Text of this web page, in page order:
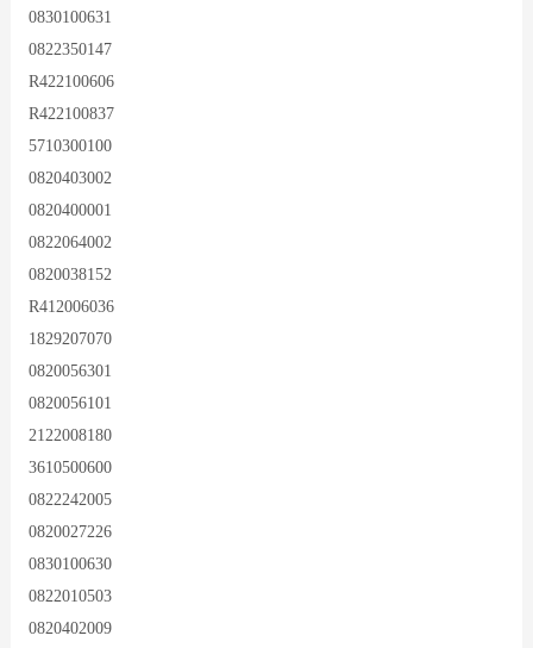
0830100631
0822350147
R422100606
R422100837
5710300100
0820403002
0820400001
0822064002
0820038152
R412006036
1829207070
0820056301
0820056101
2122008180
3610500600
0822242005
0820027226
0830100630
0822010503
0820402009